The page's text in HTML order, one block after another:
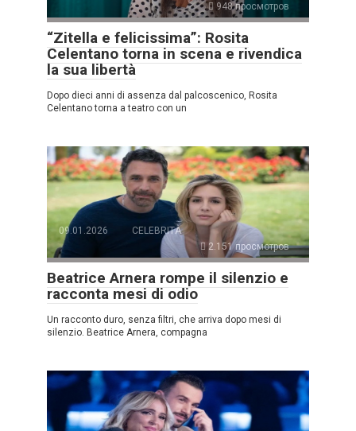
948 просмотров
“Zitella e felicissima”: Rosita
Celentano torna in scena e rivendica
la sua libertà
Dopo dieci anni di assenza dal palcoscenico, Rosita
Celentano torna a teatro con un
09.01.2026
CELEBRITÀ
2.151 просмотров
Beatrice Arnera rompe il silenzio e
racconta mesi di odio
Un racconto duro, senza filtri, che arriva dopo mesi di
silenzio. Beatrice Arnera, compagna